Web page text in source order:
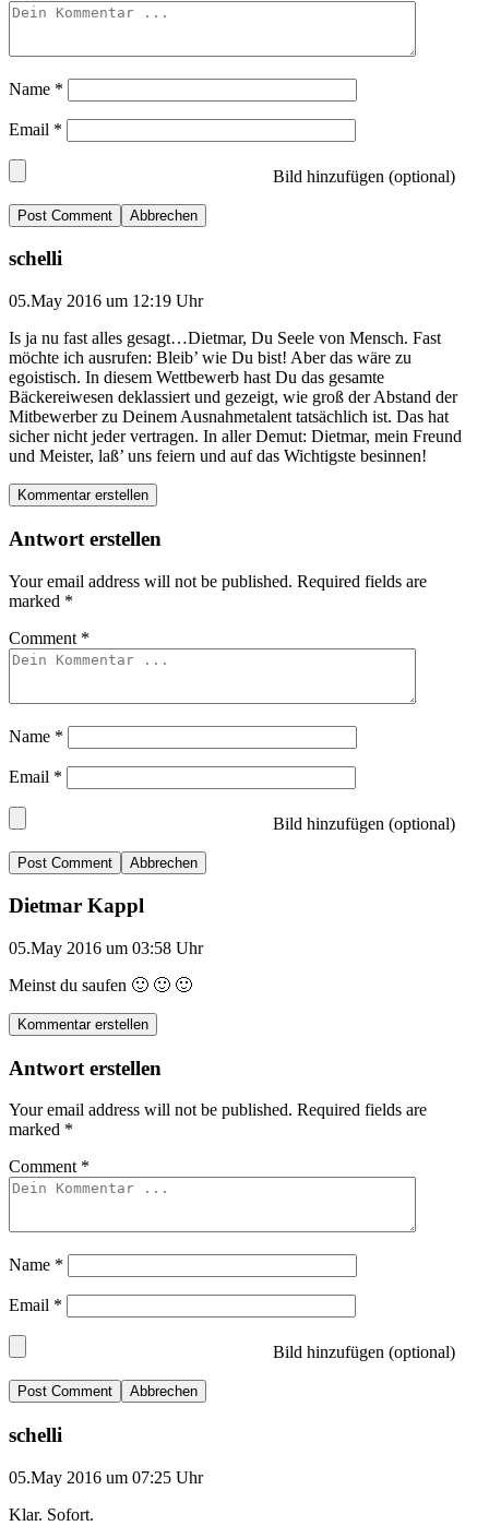
Name *
Email *
Bild hinzufügen (optional)
Abbrechen
schelli
05.May 2016 um 12:19 Uhr
Is ja nu fast alles gesagt…Dietmar, Du Seele von Mensch. Fast
möchte ich ausrufen: Bleib’ wie Du bist! Aber das wäre zu
egoistisch. In diesem Wettbewerb hast Du das gesamte
Bäckereiwesen deklassiert und gezeigt, wie groß der Abstand der
Mitbewerber zu Deinem Ausnahmetalent tatsächlich ist. Das hat
sicher nicht jeder vertragen. In aller Demut: Dietmar, mein Freund
und Meister, laß’ uns feiern und auf das Wichtigste besinnen!
Kommentar erstellen
Antwort erstellen
Your email address will not be published. Required fields are
marked *
Comment *
Name *
Email *
Bild hinzufügen (optional)
Abbrechen
Dietmar Kappl
05.May 2016 um 03:58 Uhr
Meinst du saufen 🙂 🙂 🙂
Kommentar erstellen
Antwort erstellen
Your email address will not be published. Required fields are
marked *
Comment *
Name *
Email *
Bild hinzufügen (optional)
Abbrechen
schelli
05.May 2016 um 07:25 Uhr
Klar. Sofort.